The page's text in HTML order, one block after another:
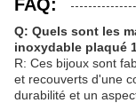
FAQ:
Q: Quels sont les
inoxydable plaqué
R: Ces bijoux sont
et recouverts d'une
durabilité et un